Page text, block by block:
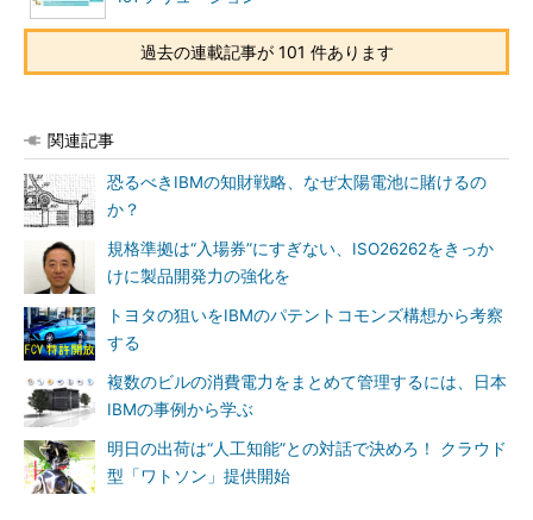
過去の連載記事が 101 件あります
関連記事
恐るべきIBMの知財戦略、なぜ太陽電池に賭けるの
か？
規格準拠は“入場券”にすぎない、ISO26262をきっか
けに製品開発力の強化を
トヨタの狙いをIBMのパテントコモンズ構想から考察
する
複数のビルの消費電力をまとめて管理するには、日本
IBMの事例から学ぶ
明日の出荷は“人工知能”との対話で決めろ！ クラウド
型「ワトソン」提供開始